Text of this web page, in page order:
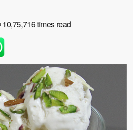
10,75,716 times read